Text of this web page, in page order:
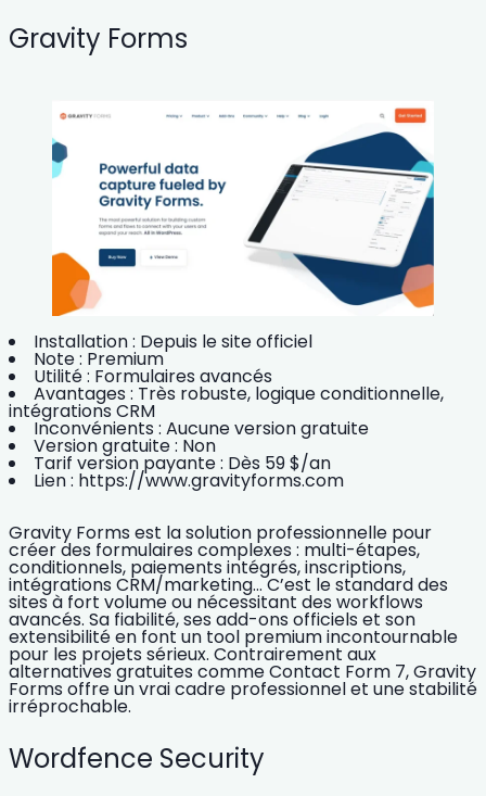
Gravity Forms
Installation : Depuis le site officiel
Note : Premium
Utilité : Formulaires avancés
Avantages : Très robuste, logique conditionnelle,
intégrations CRM
Inconvénients : Aucune version gratuite
Version gratuite : Non
Tarif version payante : Dès 59 $/an
Lien : https://www.gravityforms.com
Gravity Forms est la solution professionnelle pour
créer des formulaires complexes : multi-étapes,
conditionnels, paiements intégrés, inscriptions,
intégrations CRM/marketing… C’est le standard des
sites à fort volume ou nécessitant des workflows
avancés. Sa fiabilité, ses add-ons officiels et son
extensibilité en font un tool premium incontournable
pour les projets sérieux. Contrairement aux
alternatives gratuites comme Contact Form 7, Gravity
Forms offre un vrai cadre professionnel et une stabilité
irréprochable.
Wordfence Security